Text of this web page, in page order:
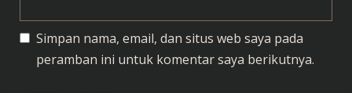
Simpan nama, email, dan situs web saya pada
peramban ini untuk komentar saya berikutnya.